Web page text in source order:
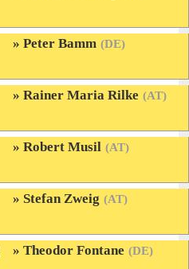
Peter Bamm (DE)
Rainer Maria Rilke (AT)
Robert Musil (AT)
Stefan Zweig (AT)
Theodor Fontane (DE)